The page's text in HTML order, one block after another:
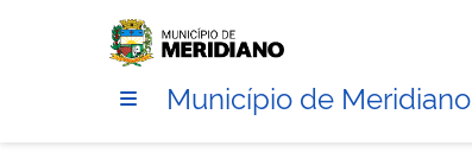
Município de Meridiano